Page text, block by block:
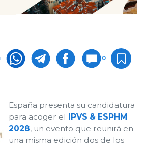
0
España presenta su candidatura
para acoger el
IPVS & ESPHM
2028, un evento que reunirá en
una misma edición dos de los